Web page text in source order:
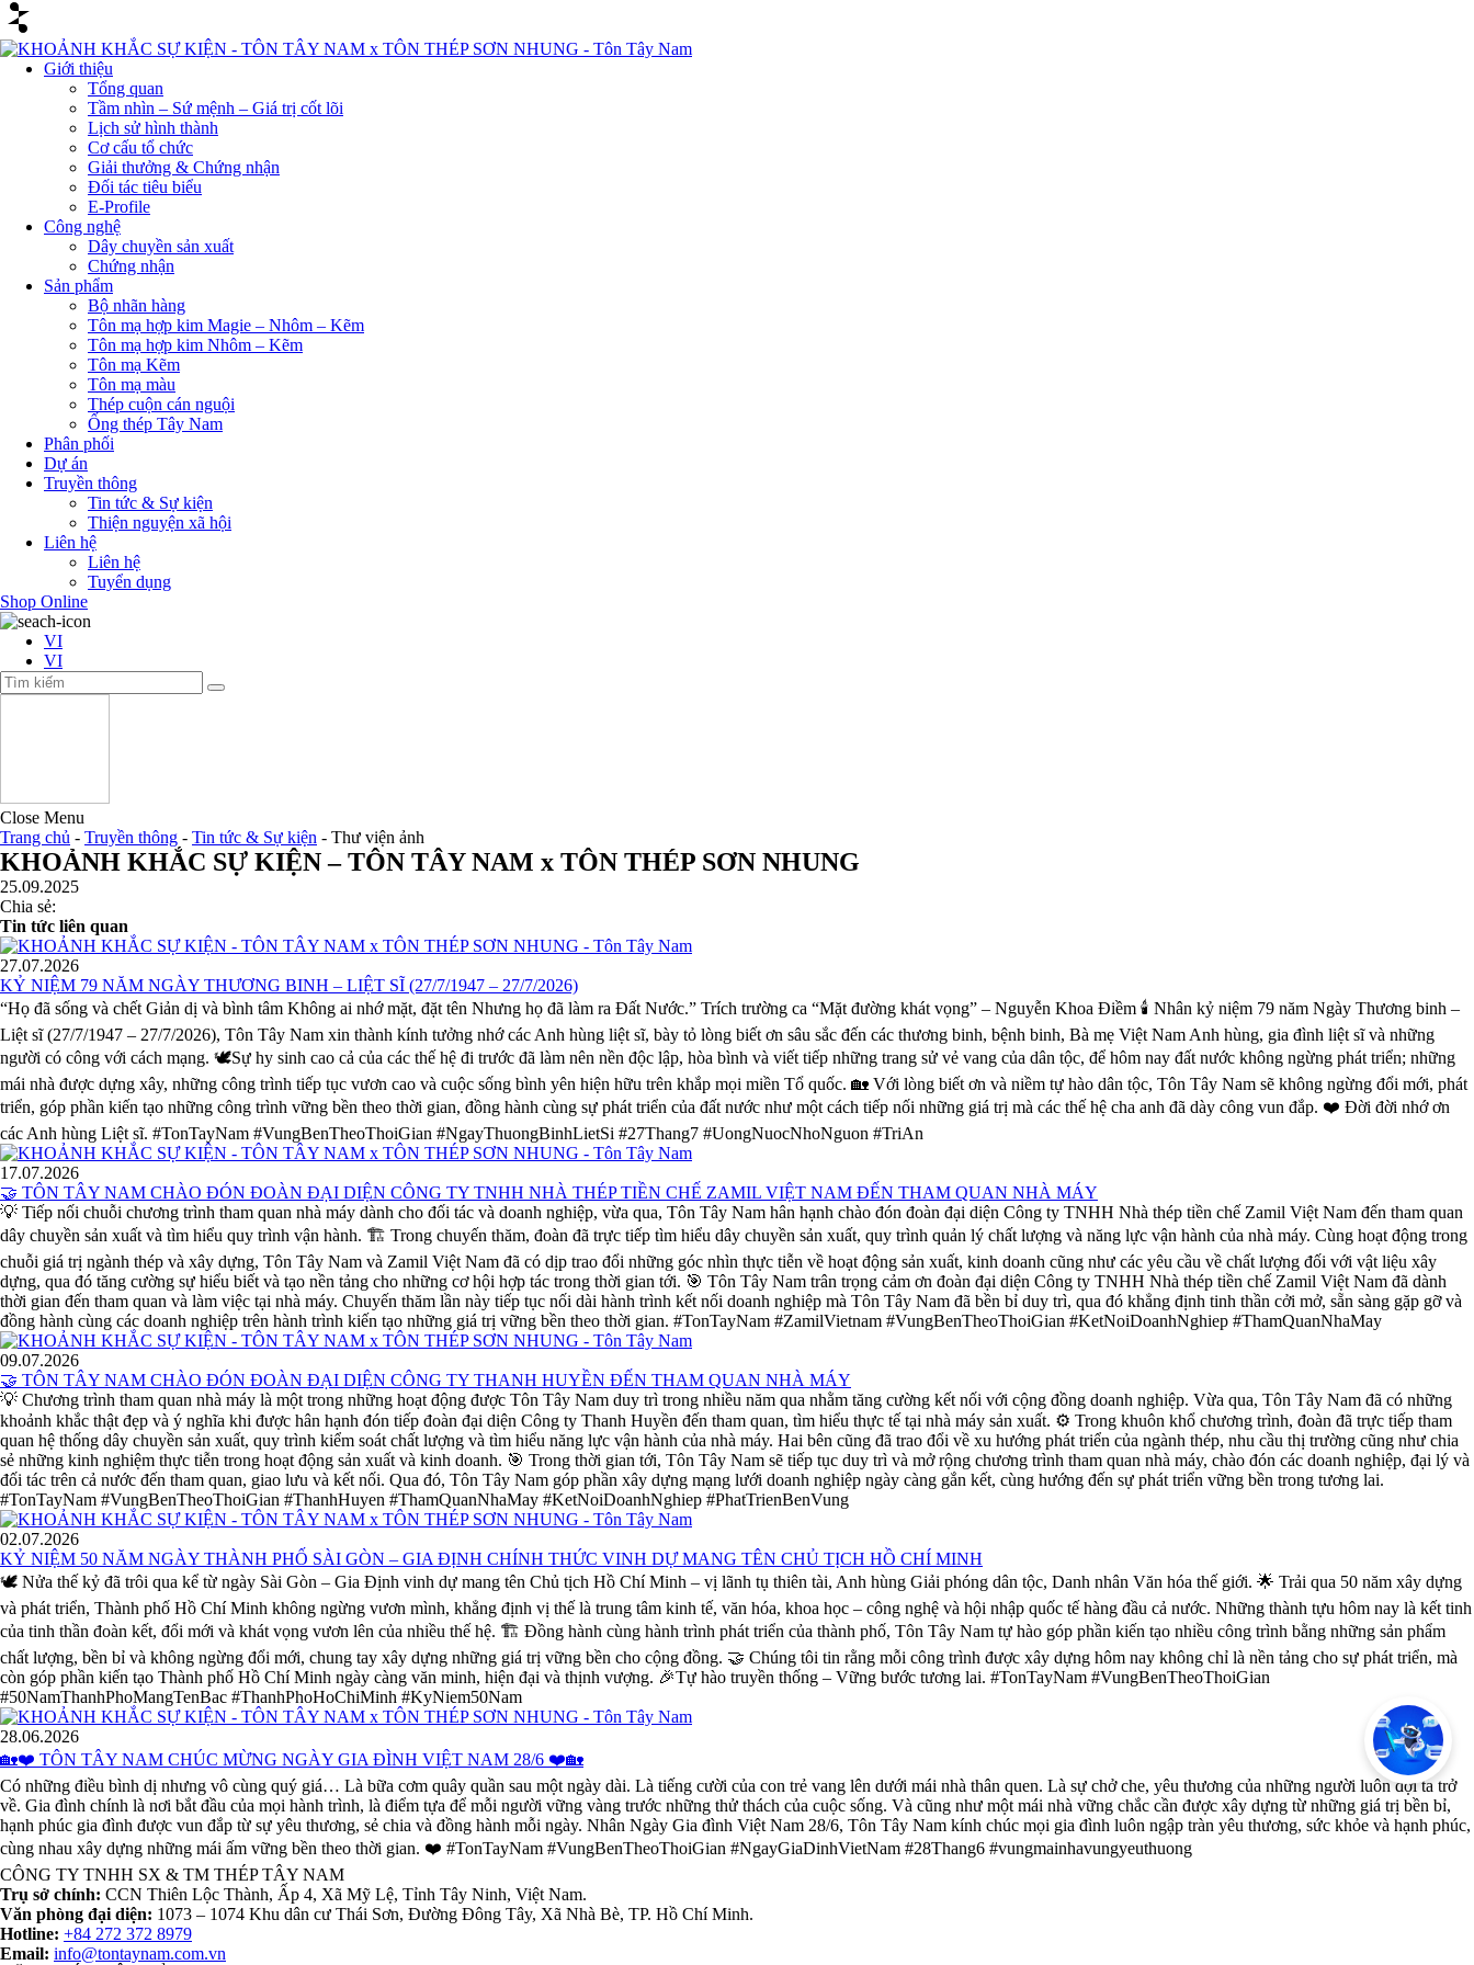
Giới thiệu
Tổng quan
Tầm nhìn – Sứ mệnh – Giá trị cốt lõi
Lịch sử hình thành
Cơ cấu tổ chức
Giải thưởng & Chứng nhận
Đối tác tiêu biểu
E-Profile
Công nghệ
Dây chuyền sản xuất
Chứng nhận
Sản phẩm
Bộ nhãn hàng
Tôn mạ hợp kim Magie – Nhôm – Kẽm
Tôn mạ hợp kim Nhôm – Kẽm
Tôn mạ Kẽm
Tôn mạ màu
Thép cuộn cán nguội
Ống thép Tây Nam
Phân phối
Dự án
Truyền thông
Tin tức & Sự kiện
Thiện nguyện xã hội
Liên hệ
Liên hệ
Tuyển dụng
Shop Online
VI
VI
Close Menu
Trang chủ - Truyền thông - Tin tức & Sự kiện - Thư viện ảnh
KHOẢNH KHẮC SỰ KIỆN – TÔN TÂY NAM x TÔN THÉP SƠN NHUNG
25.09.2025
Chia sẻ:
Tin tức liên quan
27.07.2026
KỶ NIỆM 79 NĂM NGÀY THƯƠNG BINH – LIỆT SĨ (27/7/1947 – 27/7/2026)
“Họ đã sống và chết Giản dị và bình tâm Không ai nhớ mặt, đặt tên Nhưng họ đã làm ra Đất Nước.” Trích trường ca “Mặt đường khát vọng” – Nguyễn Khoa Điềm 🕯️ Nhân kỷ niệm 79 năm Ngày Thương binh –
Liệt sĩ (27/7/1947 – 27/7/2026), Tôn Tây Nam xin thành kính tưởng nhớ các Anh hùng liệt sĩ, bày tỏ lòng biết ơn sâu sắc đến các thương binh, bệnh binh, Bà mẹ Việt Nam Anh hùng, gia đình liệt sĩ và những
người có công với cách mạng. 🕊️Sự hy sinh cao cả của các thế hệ đi trước đã làm nên nền độc lập, hòa bình và viết tiếp những trang sử vẻ vang của dân tộc, để hôm nay đất nước không ngừng phát triển; những
mái nhà được dựng xây, những công trình tiếp tục vươn cao và cuộc sống bình yên hiện hữu trên khắp mọi miền Tổ quốc. 🏡 Với lòng biết ơn và niềm tự hào dân tộc, Tôn Tây Nam sẽ không ngừng đổi mới, phát
triển, góp phần kiến tạo những công trình vững bền theo thời gian, đồng hành cùng sự phát triển của đất nước như một cách tiếp nối những giá trị mà các thế hệ cha anh đã dày công vun đắp. ❤️ Đời đời nhớ ơn
các Anh hùng Liệt sĩ. #TonTayNam #VungBenTheoThoiGian #NgayThuongBinhLietSi #27Thang7 #UongNuocNhoNguon #TriAn
17.07.2026
🤝 TÔN TÂY NAM CHÀO ĐÓN ĐOÀN ĐẠI DIỆN CÔNG TY TNHH NHÀ THÉP TIỀN CHẾ ZAMIL VIỆT NAM ĐẾN THAM QUAN NHÀ MÁY
💡 Tiếp nối chuỗi chương trình tham quan nhà máy dành cho đối tác và doanh nghiệp, vừa qua, Tôn Tây Nam hân hạnh chào đón đoàn đại diện Công ty TNHH Nhà thép tiền chế Zamil Việt Nam đến tham quan
dây chuyền sản xuất và tìm hiểu quy trình vận hành. 🏗️ Trong chuyến thăm, đoàn đã trực tiếp tìm hiểu dây chuyền sản xuất, quy trình quản lý chất lượng và năng lực vận hành của nhà máy. Cùng hoạt động trong
chuỗi giá trị ngành thép và xây dựng, Tôn Tây Nam và Zamil Việt Nam đã có dịp trao đổi những góc nhìn thực tiễn về hoạt động sản xuất, kinh doanh cũng như các yêu cầu về chất lượng đối với vật liệu xây
dựng, qua đó tăng cường sự hiểu biết và tạo nền tảng cho những cơ hội hợp tác trong thời gian tới. 🎯 Tôn Tây Nam trân trọng cảm ơn đoàn đại diện Công ty TNHH Nhà thép tiền chế Zamil Việt Nam đã dành
thời gian đến tham quan và làm việc tại nhà máy. Chuyến thăm lần này tiếp tục nối dài hành trình kết nối doanh nghiệp mà Tôn Tây Nam đã bền bỉ duy trì, qua đó khẳng định tinh thần cởi mở, sẵn sàng gặp gỡ và
đồng hành cùng các doanh nghiệp trên hành trình kiến tạo những giá trị vững bền theo thời gian. #TonTayNam #ZamilVietnam #VungBenTheoThoiGian #KetNoiDoanhNghiep #ThamQuanNhaMay
09.07.2026
🤝 TÔN TÂY NAM CHÀO ĐÓN ĐOÀN ĐẠI DIỆN CÔNG TY THANH HUYỀN ĐẾN THAM QUAN NHÀ MÁY
💡 Chương trình tham quan nhà máy là một trong những hoạt động được Tôn Tây Nam duy trì trong nhiều năm qua nhằm tăng cường kết nối với cộng đồng doanh nghiệp. Vừa qua, Tôn Tây Nam đã có những
khoảnh khắc thật đẹp và ý nghĩa khi được hân hạnh đón tiếp đoàn đại diện Công ty Thanh Huyền đến tham quan, tìm hiểu thực tế tại nhà máy sản xuất. ⚙️ Trong khuôn khổ chương trình, đoàn đã trực tiếp tham
quan hệ thống dây chuyền sản xuất, quy trình kiểm soát chất lượng và tìm hiểu năng lực vận hành của nhà máy. Hai bên cũng đã trao đổi về xu hướng phát triển của ngành thép, nhu cầu thị trường cũng như chia
sẻ những kinh nghiệm thực tiễn trong hoạt động sản xuất và kinh doanh. 🎯 Trong thời gian tới, Tôn Tây Nam sẽ tiếp tục duy trì và mở rộng chương trình tham quan nhà máy, chào đón các doanh nghiệp, đại lý và
đối tác trên cả nước đến tham quan, giao lưu và kết nối. Qua đó, Tôn Tây Nam góp phần xây dựng mạng lưới doanh nghiệp ngày càng gắn kết, cùng hướng đến sự phát triển vững bền trong tương lai.
#TonTayNam #VungBenTheoThoiGian #ThanhHuyen #ThamQuanNhaMay #KetNoiDoanhNghiep #PhatTrienBenVung
02.07.2026
KỶ NIỆM 50 NĂM NGÀY THÀNH PHỐ SÀI GÒN – GIA ĐỊNH CHÍNH THỨC VINH DỰ MANG TÊN CHỦ TỊCH HỒ CHÍ MINH
🕊️ Nửa thế kỷ đã trôi qua kể từ ngày Sài Gòn – Gia Định vinh dự mang tên Chủ tịch Hồ Chí Minh – vị lãnh tụ thiên tài, Anh hùng Giải phóng dân tộc, Danh nhân Văn hóa thế giới. 🌟 Trải qua 50 năm xây dựng
và phát triển, Thành phố Hồ Chí Minh không ngừng vươn mình, khẳng định vị thế là trung tâm kinh tế, văn hóa, khoa học – công nghệ và hội nhập quốc tế hàng đầu cả nước. Những thành tựu hôm nay là kết tinh
của tinh thần đoàn kết, đổi mới và khát vọng vươn lên của nhiều thế hệ. 🏗️ Đồng hành cùng hành trình phát triển của thành phố, Tôn Tây Nam tự hào góp phần kiến tạo nhiều công trình bằng những sản phẩm
chất lượng, bền bỉ và không ngừng đổi mới, chung tay xây dựng những giá trị vững bền cho cộng đồng. 🤝 Chúng tôi tin rằng mỗi công trình được xây dựng hôm nay không chỉ là nền tảng cho sự phát triển, mà
còn góp phần kiến tạo Thành phố Hồ Chí Minh ngày càng văn minh, hiện đại và thịnh vượng. 🎉Tự hào truyền thống – Vững bước tương lai. #TonTayNam #VungBenTheoThoiGian
#50NamThanhPhoMangTenBac #ThanhPhoHoChiMinh #KyNiem50Nam
28.06.2026
🏡❤️ TÔN TÂY NAM CHÚC MỪNG NGÀY GIA ĐÌNH VIỆT NAM 28/6 ❤️🏡
Có những điều bình dị nhưng vô cùng quý giá… Là bữa cơm quây quần sau một ngày dài. Là tiếng cười của con trẻ vang lên dưới mái nhà thân quen. Là sự chở che, yêu thương của những người luôn đợi ta trở
về. Gia đình chính là nơi bắt đầu của mọi hành trình, là điểm tựa để mỗi người vững vàng trước những thử thách của cuộc sống. Và cũng như một mái nhà vững chắc cần được xây dựng từ những giá trị bền bỉ,
hạnh phúc gia đình được vun đắp từ sự yêu thương, sẻ chia và đồng hành mỗi ngày. Nhân Ngày Gia đình Việt Nam 28/6, Tôn Tây Nam kính chúc mọi gia đình luôn ngập tràn yêu thương, sức khỏe và hạnh phúc,
cùng nhau xây dựng những mái ấm vững bền theo thời gian. ❤️ #TonTayNam #VungBenTheoThoiGian #NgayGiaDinhVietNam #28Thang6 #vungmainhavungyeuthuong
CÔNG TY TNHH SX & TM THÉP TÂY NAM
Trụ sở chính: CCN Thiên Lộc Thành, Ấp 4, Xã Mỹ Lệ, Tỉnh Tây Ninh, Việt Nam.
Văn phòng đại diện: 1073 – 1074 Khu dân cư Thái Sơn, Đường Đông Tây, Xã Nhà Bè, TP. Hồ Chí Minh.
Hotline: +84 272 372 8979
Email: info@tontaynam.com.vn